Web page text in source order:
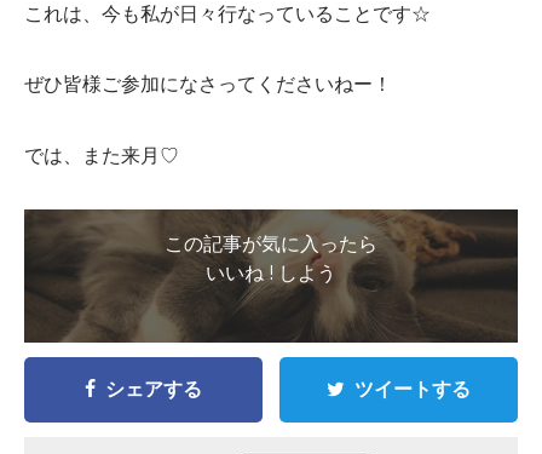
これは、今も私が日々行なっていることです☆
ぜひ皆様ご参加になさってくださいねー！
では、また来月♡
この記事が気に入ったら
いいね ! しよう
シェアする ツイートする